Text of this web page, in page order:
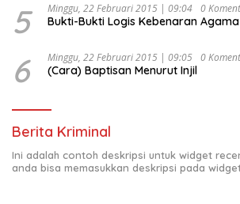
5 Minggu, 22 Februari 2015 | 09:04 0
Bukti-Bukti Logis Kebenaran
6 Minggu, 22 Februari 2015 | 09:05 0
(Cara) Baptisan Menurut Injil
Berita Kriminal
Ini adalah contoh deskripsi untuk widget
anda bisa memasukkan deskripsi pada